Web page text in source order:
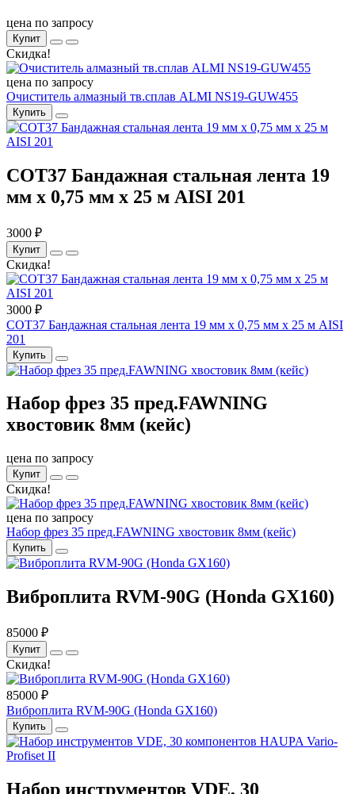
цена по запросу
Купит
Скидка!
цена по запросу
Очиститель алмазный тв.сплав ALMI NS19-GUW455
Купить
COT37 Бандажная стальная лента 19
мм x 0,75 мм x 25 м AISI 201
3000 ₽
Купит
Скидка!
3000 ₽
COT37 Бандажная стальная лента 19 мм x 0,75 мм x 25 м AISI
201
Купить
Набор фрез 35 пред.FAWNING
хвостовик 8мм (кейс)
цена по запросу
Купит
Скидка!
цена по запросу
Набор фрез 35 пред.FAWNING хвостовик 8мм (кейс)
Купить
Виброплита RVM-90G (Honda GX160)
85000 ₽
Купит
Скидка!
85000 ₽
Виброплита RVM-90G (Honda GX160)
Купить
Набор инструментов VDE, 30